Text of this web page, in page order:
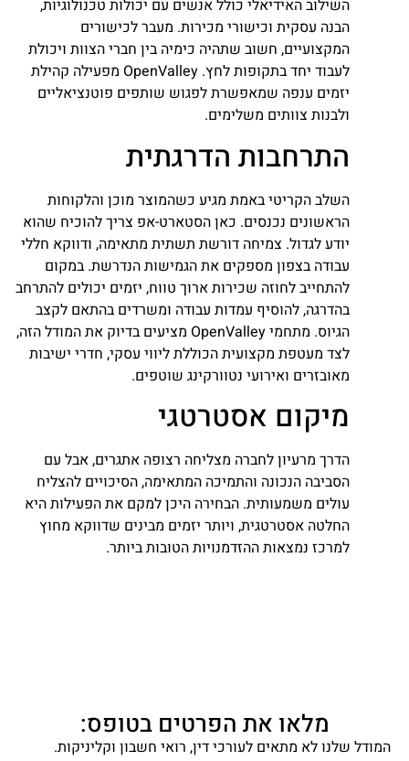
השילוב האידיאלי כולל אנשים עם יכולות טכנולוגיות,
הבנה עסקית וכישורי מכירות. מעבר לכישורים
המקצועיים, חשוב שתהיה כימיה בין חברי הצוות ויכולת
לעבוד יחד בתקופות לחץ. OpenValley מפעילה קהילת
יזמים ענפה שמאפשרת לפגוש שותפים פוטנציאליים
ולבנות צוותים משלימים.
התרחבות הדרגתית
השלב הקריטי באמת מגיע כשהמוצר מוכן והלקוחות
הראשונים נכנסים. כאן הסטארט-אפ צריך להוכיח שהוא
יודע לגדול. צמיחה דורשת תשתית מתאימה, ודווקא חללי
עבודה בצפון מספקים את הגמישות הנדרשת. במקום
להתחייב לחוזה שכירות ארוך טווח, יזמים יכולים להתרחב
בהדרגה, להוסיף עמדות עבודה ומשרדים בהתאם לקצב
הגיוס. מתחמי OpenValley מציעים בדיוק את המודל הזה,
לצד מעטפת מקצועית הכוללת ליווי עסקי, חדרי ישיבות
מאובזרים ואירועי נטוורקינג שוטפים.
מיקום אסטרטגי
הדרך מרעיון לחברה מצליחה רצופה אתגרים, אבל עם
הסביבה הנכונה והתמיכה המתאימה, הסיכויים להצליח
עולים משמעותית. הבחירה היכן למקם את הפעילות היא
החלטה אסטרטגית, ויותר יזמים מבינים שדווקא מחוץ
למרכז נמצאות ההזדמנויות הטובות ביותר.
מלאו את הפרטים בטופס:
המודל שלנו לא מתאים לעורכי דין, רואי חשבון וקליניקות.